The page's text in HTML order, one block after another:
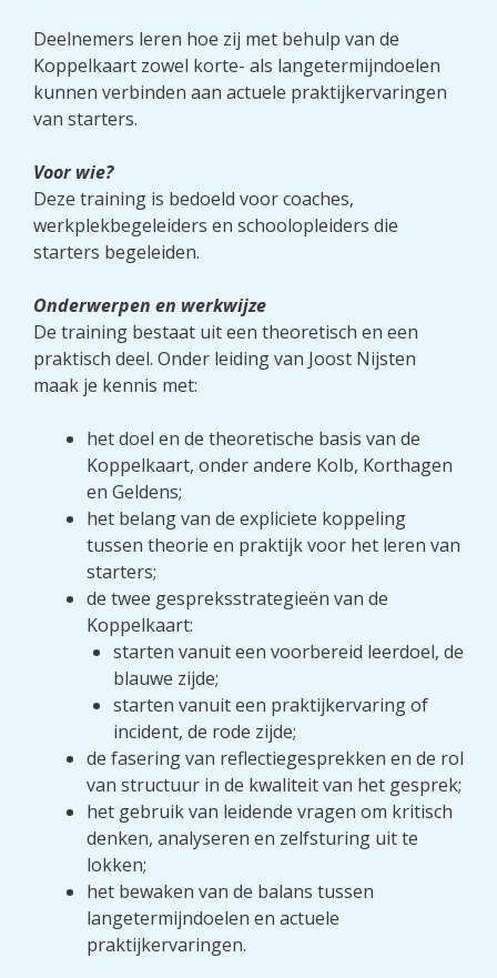
Deelnemers leren hoe zij met behulp van de
Koppelkaart zowel korte- als langetermijndoelen
kunnen verbinden aan actuele praktijkervaringen
van starters.
Voor wie?
Deze training is bedoeld voor coaches,
werkplekbegeleiders en schoolopleiders die
starters begeleiden.
Onderwerpen en werkwijze
De training bestaat uit een theoretisch en een
praktisch deel. Onder leiding van Joost Nijsten
maak je kennis met:
het doel en de theoretische basis van de
Koppelkaart, onder andere Kolb, Korthagen
en Geldens;
het belang van de expliciete koppeling
tussen theorie en praktijk voor het leren van
starters;
de twee gespreksstrategieën van de
Koppelkaart:
starten vanuit een voorbereid leerdoel, de
blauwe zijde;
starten vanuit een praktijkervaring of
incident, de rode zijde;
de fasering van reflectiegesprekken en de rol
van structuur in de kwaliteit van het gesprek;
het gebruik van leidende vragen om kritisch
denken, analyseren en zelfsturing uit te
lokken;
het bewaken van de balans tussen
langetermijndoelen en actuele
praktijkervaringen.